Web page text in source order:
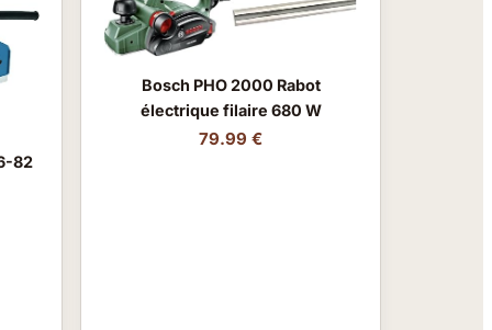
82
Bosch PHO 2000 Rabot
électrique filaire 680 W
79.99 €